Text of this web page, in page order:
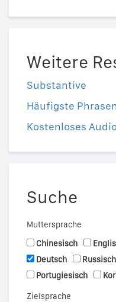
Weitere
Substantive
Häufigste Phrasen
Kostenloses
Suche
Muttersprache
Chinesisch
Deutsch
Russisch
Portugiesisch
Zielsprache